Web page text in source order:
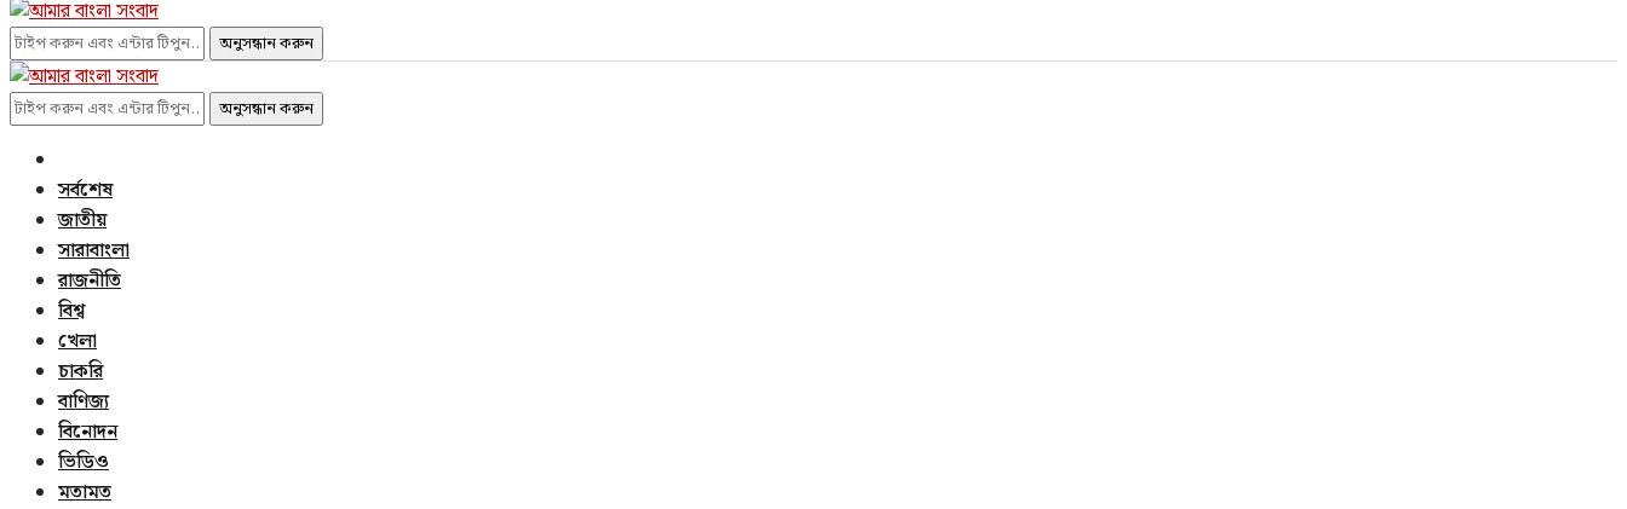
অনুসন্ধান করুন
অনুসন্ধান করুন
সর্বশেষ
জাতীয়
সারাবাংলা
রাজনীতি
বিশ্ব
খেলা
চাকরি
বাণিজ্য
বিনোদন
ভিডিও
মতামত